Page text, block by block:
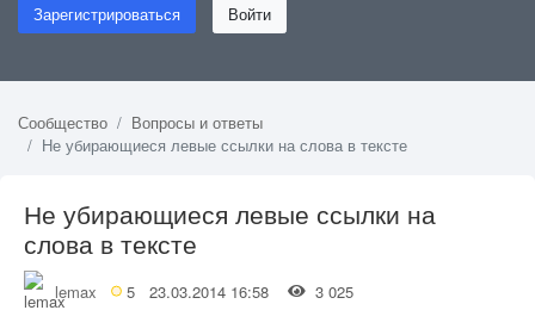
Зарегистрироваться Войти
Сообщество
Вопросы и ответы
Не убирающиеся левые ссылки на слова в тексте
Не убирающиеся левые ссылки на
слова в тексте
lemax 5 23.03.2014 16:58 3 025